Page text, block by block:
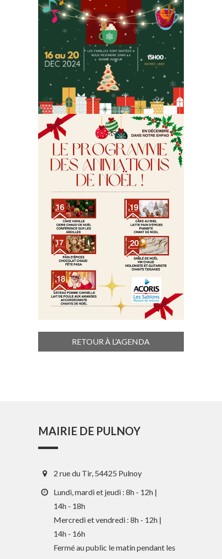
RETOUR À L’AGENDA
MAIRIE DE PULNOY
2 rue du Tir, 54425 Pulnoy
Lundi, mardi et jeudi : 8h - 12h |
14h - 18h
Mercredi et vendredi : 8h - 12h |
14h - 16h
Fermé au public le matin pendant les